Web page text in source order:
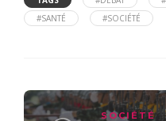
#SANTÉ
#SOCIÉTÉ
SOCIÉTÉ